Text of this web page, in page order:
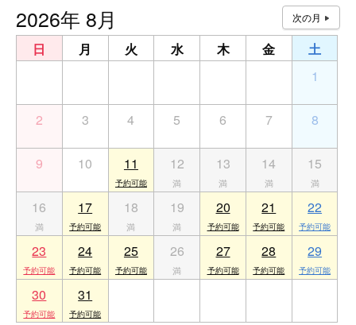
2026年 8月
日 月 火 水 木 金
土
1
2 3 4 5 6 7 8
9 10 11 12 13 14 15
16 17 18 19 20 21 22
23 24 25 26 27 28 29
30 31